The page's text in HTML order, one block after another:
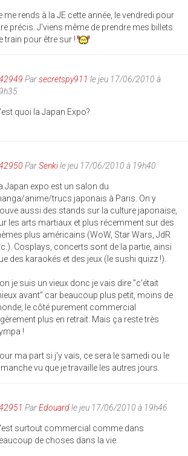
me rends à la JE cette année, le vendredi pour
précis. J'viens même de prendre mes billets
train pour être sur !
Parsecretspy911 le jeu 17/06/2010 à
quoi la Japan Expo?
ParSenkile jeu 17/06/2010 à 19h40
Japan expo est un salon du
anime/trucs japonais à Paris. On y
aussi des stands sur la culture japonaise,
les arts martiaux et plus récemment sur des
plus américains (WoW, Star Wars, JdR
Cosplays, concerts sont de la partie, ainsi
des karaokés et des jeux (le sushi quizz !).
je suis un vieux donc je vais dire "c'était
avant" car beaucoup plus petit, moins de
le côté purement commercial
plus en retrait. Mais ça reste très
!
ma part si j'y vais, ce sera le samedi ou le
vu que je travaille les autres jours.
ParEdouardle jeu 17/06/2010 à 19h46
surtout commercial comme dans
de choses dans la vie.